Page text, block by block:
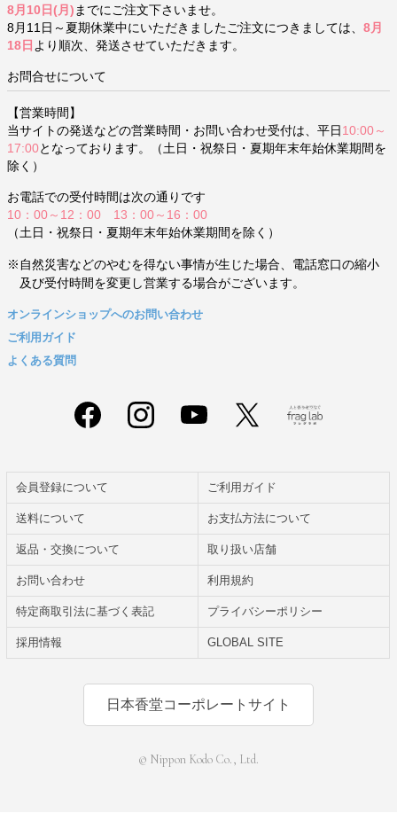
8月10日(月) までにご注文下さいませ。
8月11日～夏期休業中にいただきましたご注文につきましては、 8月
18日 より順次、発送させていただきます。
お問合せについて
【営業時間】
当サイトの発送などの営業時間・お問い合わせ受付は、平日 10:00～
17:00となっております。（土日・祝祭日・夏期年末年始休業期間を
除く）
お電話での受付時間は次の通りです
10：00～12：00 13：00～16：00
（土日・祝祭日・夏期年末年始休業期間を除く）
※自然災害などのやむを得ない事情が生じた場合、電話窓口の縮小
及び受付時間を変更し営業する場合がございます。
オンラインショップへのお問い合わせ
ご利用ガイド
よくある質問
会員登録について ご利用ガイド
送料について お支払方法について
返品・交換について 取り扱い店舗
お問い合わせ 利用規約
特定商取引法に基づく表記 プライバシーポリシー
採用情報 GLOBAL SITE
日本香堂コーポレートサイト
© Nippon Kodo Co., Ltd.